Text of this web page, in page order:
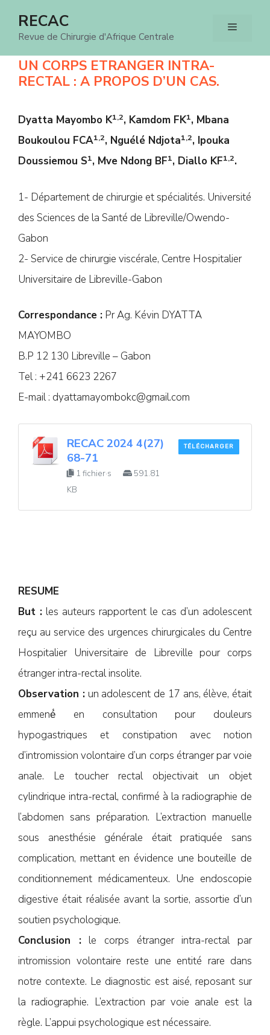
RECAC
Revue de Chirurgie d'Afrique Centrale
Menu
UN CORPS ETRANGER INTRA-
RECTAL : A PROPOS D’UN CAS.
Dyatta Mayombo K1,2, Kamdom FK1, Mbana
Boukoulou FCA1,2, Nguélé Ndjota1,2, Ipouka
Doussiemou S1, Mve Ndong BF1, Diallo KF1,2.
1- Département de chirurgie et spécialités. Université
des Sciences de la Santé de Libreville/Owendo-
Gabon
2- Service de chirurgie viscérale, Centre Hospitalier
Universitaire de Libreville-Gabon
Correspondance : Pr Ag. Kévin DYATTA
MAYOMBO
B.P 12 130 Libreville – Gabon
Tel : +241 6623 2267
E-mail : dyattamayombokc@gmail.com
RECAC 2024 4(27)
68-71
1 fichier·s
591.81
KB
TÉLÉCHARGER
RESUME
But : les auteurs rapportent le cas d’un adolescent
reçu au service des urgences chirurgicales du Centre
Hospitalier Universitaire de Libreville pour corps
étranger intra-rectal insolite.
Observation :un adolescent de 17 ans, élève, était
emmené́ en consultation pour douleurs
hypogastriques et constipation avec notion
d’intromission volontaire d’un corps étranger par voie
anale. Le toucher rectal objectivait un objet
cylindrique intra-rectal, confirmé à la radiographie de
l’abdomen sans préparation. L’extraction manuelle
sous anesthésie générale était pratiquée sans
complication, mettant en évidence une bouteille de
conditionnement médicamenteux. Une endoscopie
digestive était réalisée avant la sortie, assortie d’un
soutien psychologique.
Conclusion :le corps étranger intra-rectal par
intromission volontaire reste une entité rare dans
notre contexte. Le diagnostic est aisé, reposant sur
la radiographie. L’extraction par voie anale est la
règle. L’appui psychologique est nécessaire.